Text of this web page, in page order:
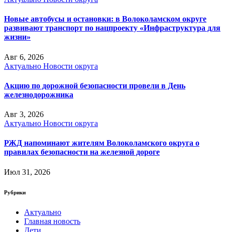
Новые автобусы и остановки: в Волоколамском округе
развивают транспорт по нацпроекту «Инфраструктура для
жизни»
Авг 6, 2026
Актуально Новости округа
Акцию по дорожной безопасности провели в День
железнодорожника
Авг 3, 2026
Актуально Новости округа
РЖД напоминают жителям Волоколамского округа о
правилах безопасности на железной дороге
Июл 31, 2026
Рубрики
Актуально
Главная новость
Дети